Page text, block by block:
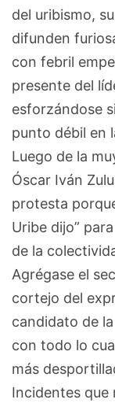
del uribismo,
difunden
con febril
presente del
esforzándose
punto débil en
Luego de la
Óscar Iván
protesta
Uribe dijo”
de la
Agrégase el
cortejo del
candidato de
con todo lo
más
Incidentes que